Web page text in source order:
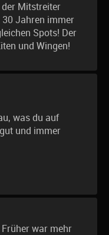
Mitstreiter
Jahren immer
Spots! Der
und Wingen!
was du auf
und immer
war mehr